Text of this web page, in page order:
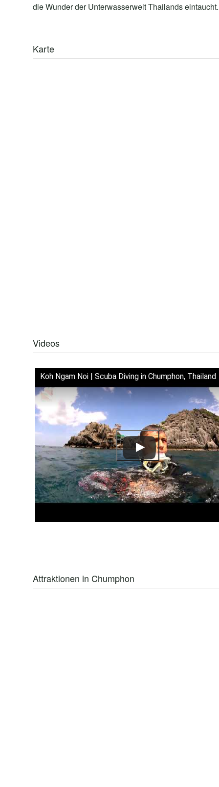
die Wunder der Unterwasserwelt Thailands eintaucht.
Karte
Videos
Koh Ngam Noi | Scuba Diving in Chumphon, Thailand
Attraktionen in Chumphon